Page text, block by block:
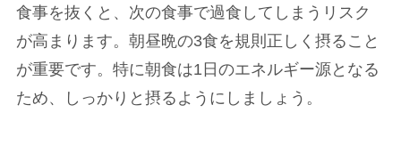
食事を抜くと、次の食事で過食してしまうリスク
が高まります。朝昼晩の3食を規則正しく摂ること
が重要です。特に朝食は1日のエネルギー源となる
ため、しっかりと摂るようにしましょう。